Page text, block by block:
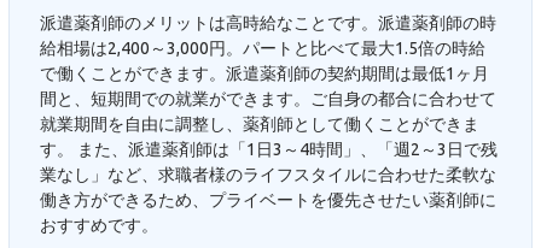
派遣薬剤師のメリットは高時給なことです。派遣薬剤師の時
給相場は2,400～3,000円。パートと比べて最大1.5倍の時給
で働くことができます。派遣薬剤師の契約期間は最低1ヶ月
間と、短期間での就業ができます。ご自身の都合に合わせて
就業期間を自由に調整し、薬剤師として働くことができま
す。 また、派遣薬剤師は「1日3～4時間」、「週2～3日で残
業なし」など、求職者様のライフスタイルに合わせた柔軟な
働き方ができるため、プライベートを優先させたい薬剤師に
おすすめです。